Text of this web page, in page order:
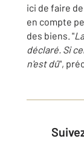
ici de faire
en compte
des biens. "
déclaré. Si
n'est dû",
Suivez l’actualité immobilière et